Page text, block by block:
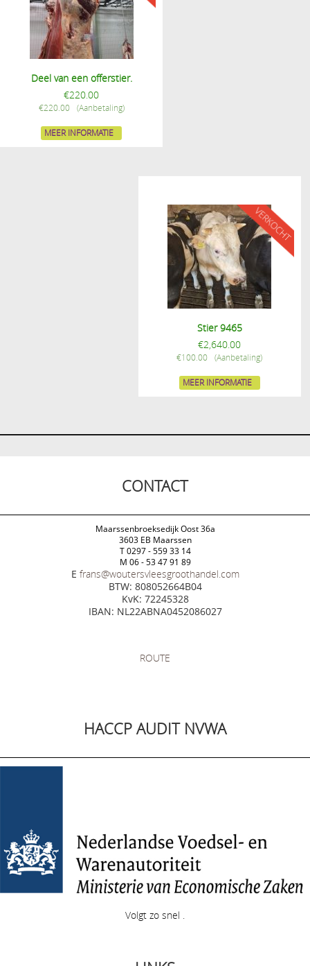
Deel van een offerstier.
€220.00
€220.00
MEER INFORMATIE
Stier 9465
€2,640.00
€100.00
MEER INFORMATIE
CONTACT
Maarssenbroeksedijk Oost 36a
3603 EB Maarssen
T 0297 - 559 33 14
M 06 - 53 47 91 89
E frans@woutersvleesgroothandel.com
BTW: 808052664B04
KvK: 72245328
IBAN: NL22ABNA0452086027
ROUTE
HACCP AUDIT NVWA
Volgt zo snel .